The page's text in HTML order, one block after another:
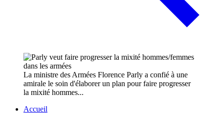
La ministre des Armées Florence Parly a confié à une
amirale le soin d'élaborer un plan pour faire progresser
la mixité hommes...
Accueil